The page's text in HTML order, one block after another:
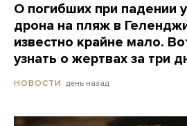
О погибших при падении
дрона на пляж в
известно крайне мало.
узнать о жертвах за три
НОВОСТИ день назад